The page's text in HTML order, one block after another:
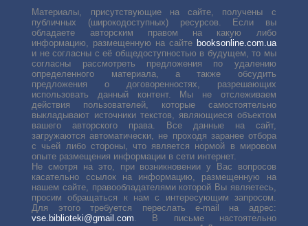
Материалы, присутствующие на сайте, получены с
публичных (широкодоступных) ресурсов. Если вы
обладаете авторским правом на какую либо
информацию, размещенную на сайте booksonline.com.ua
и не согласны с её общедоступностью в будущем, то мы
согласны рассмотреть предложения по удалению
определенного материала, а также обсудить
предложения о договоренностях, разрешающих
использовать данный контент. Мы не отслеживаем
действия пользователей, которые самостоятельно
выкладывают источники текстов, являющиеся объектом
вашего авторского права. Все данные на сайт,
загружаются автоматически, не проходя заранее отбора
с чьей либо стороны, что является нормой в мировом
опыте размещения информации в сети интернет.
Не смотря на это, при возникновении у Вас вопросов
касательно ссылок на информацию, размещенную на
нашем сайте, правообладателями которой Вы являетесь,
просим обращаться к нам с интересующим запросом.
Для этого требуется переслать е-mail на адрес:
vse.biblioteki@gmail.com . В письме настоятельно